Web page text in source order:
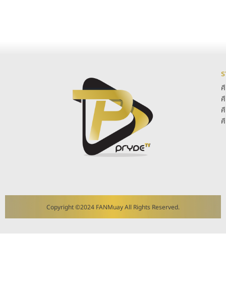
Copyright ©2024 FANMuay All Rights Reserved.